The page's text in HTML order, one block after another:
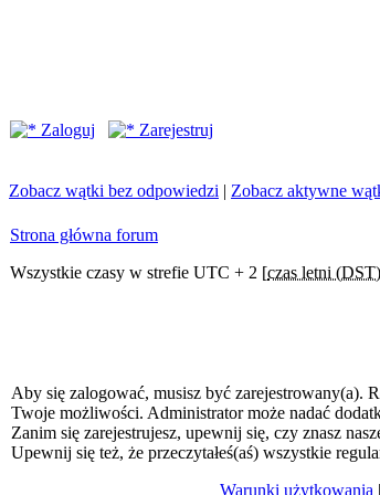
Zaloguj
Zarejestruj
Zobacz wątki bez odpowiedzi | Zobacz aktywne
Strona główna forum
Wszystkie czasy w strefie UTC + 2 [czas letni (DST)
Aby się zalogować, musisz być zarejestrowany(a).
Twoje możliwości. Administrator może nadać
Zanim się zarejestrujesz, upewnij się, czy znasz
Upewnij się też, że przeczytałeś(aś) wszystkie
Warunki użytkowania |